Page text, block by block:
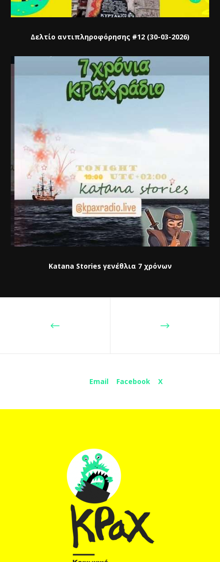
Δελτίο αντιπληροφόρησης #12 (30-03-2026)
Katana Stories γενέθλια 7 χρόνων
Email Facebook X